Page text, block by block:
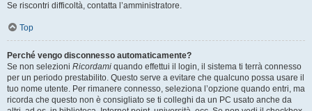
Se riscontri difficoltà, contatta l’amministratore.
Top
Perché vengo disconnesso automaticamente?
Se non selezioni Ricordami quando effettui il login, il sistema ti terrà connesso
per un periodo prestabilito. Questo serve a evitare che qualcuno possa usare il
tuo nome utente. Per rimanere connesso, seleziona l’opzione quando entri, ma
ricorda che questo non è consigliato se ti colleghi da un PC usato anche da